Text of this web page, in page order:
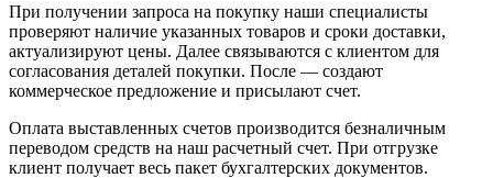
При получении запроса на покупку наши специалисты
проверяют наличие указанных товаров и сроки доставки,
актуализируют цены. Далее связываются с клиентом для
согласования деталей покупки. После — создают
коммерческое предложение и присылают счет.
Оплата выставленных счетов производится безналичным
переводом средств на наш расчетный счет. При отгрузке
клиент получает весь пакет бухгалтерских документов.